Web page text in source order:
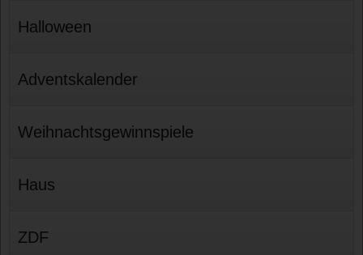
Halloween
Adventskalender
Weihnachtsgewinnspiele
Haus
ZDF